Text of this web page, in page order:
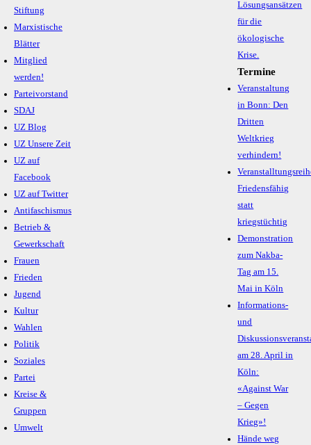
Stiftung
Marxistische
Blätter
Mitglied
werden!
Parteivorstand
SDAJ
UZ Blog
UZ Unsere Zeit
UZ auf
Facebook
UZ auf Twitter
Antifaschismus
Betrieb &
Gewerkschaft
Frauen
Frieden
Jugend
Kultur
Wahlen
Politik
Soziales
Partei
Kreise &
Gruppen
Umwelt
Termine
Veranstaltung
in Bonn: Den
Dritten
Weltkrieg
verhindern!
Friedensfähig
statt
kriegstüchtig
Demonstration
zum Nakba-
Tag am 15.
Mai in Köln
Informations-
und
am 28. April in
Köln:
«Against War
– Gegen
Krieg»!
Hände weg